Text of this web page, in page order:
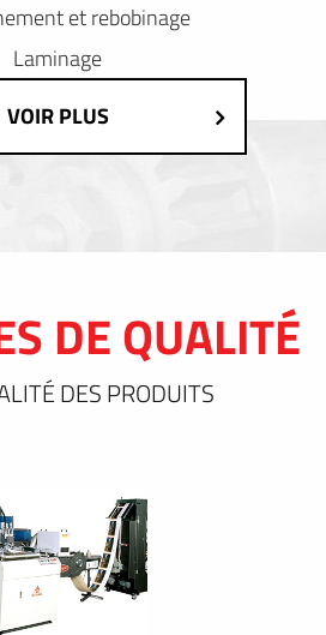
et rebobinage
Laminage
VOIR PLUS
DE QUALITÉ
DES PRODUITS